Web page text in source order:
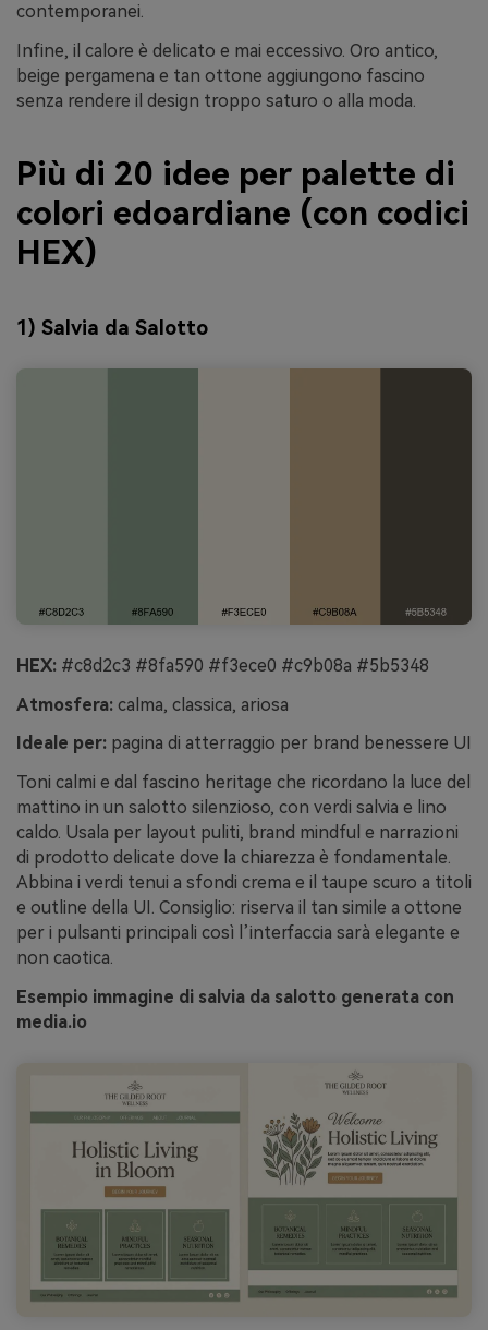
contemporanei.
Infine, il calore è delicato e mai eccessivo. Oro antico,
beige pergamena e tan ottone aggiungono fascino
senza rendere il design troppo saturo o alla moda.
Più di 20 idee per palette di
colori edoardiane (con codici
HEX)
1) Salvia da Salotto
HEX: #c8d2c3 #8fa590 #f3ece0 #c9b08a #5b5348
Atmosfera: calma, classica, ariosa
Ideale per: pagina di atterraggio per brand benessere UI
Toni calmi e dal fascino heritage che ricordano la luce del
mattino in un salotto silenzioso, con verdi salvia e lino
caldo. Usala per layout puliti, brand mindful e narrazioni
di prodotto delicate dove la chiarezza è fondamentale.
Abbina i verdi tenui a sfondi crema e il taupe scuro a titoli
e outline della UI. Consiglio: riserva il tan simile a ottone
per i pulsanti principali così l’interfaccia sarà elegante e
non caotica.
Esempio immagine di salvia da salotto generata con
media.io